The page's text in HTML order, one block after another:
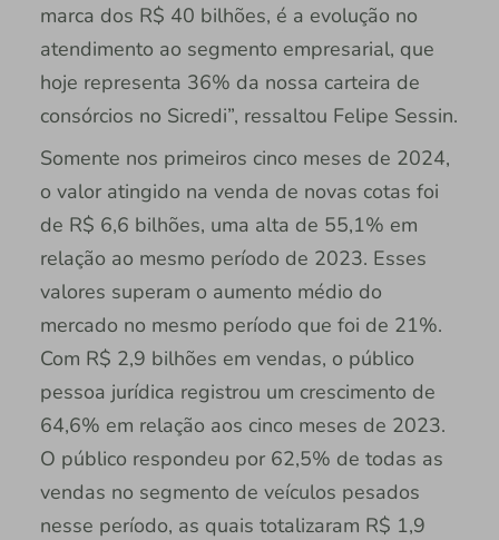
marca dos R$ 40 bilhões, é a evolução no
atendimento ao segmento empresarial, que
hoje representa 36% da nossa carteira de
consórcios no Sicredi”, ressaltou Felipe Sessin.
Somente nos primeiros cinco meses de 2024,
o valor atingido na venda de novas cotas foi
de R$ 6,6 bilhões, uma alta de 55,1% em
relação ao mesmo período de 2023. Esses
valores superam o aumento médio do
mercado no mesmo período que foi de 21%.
Com R$ 2,9 bilhões em vendas, o público
pessoa jurídica registrou um crescimento de
64,6% em relação aos cinco meses de 2023.
O público respondeu por 62,5% de todas as
vendas no segmento de veículos pesados
nesse período, as quais totalizaram R$ 1,9